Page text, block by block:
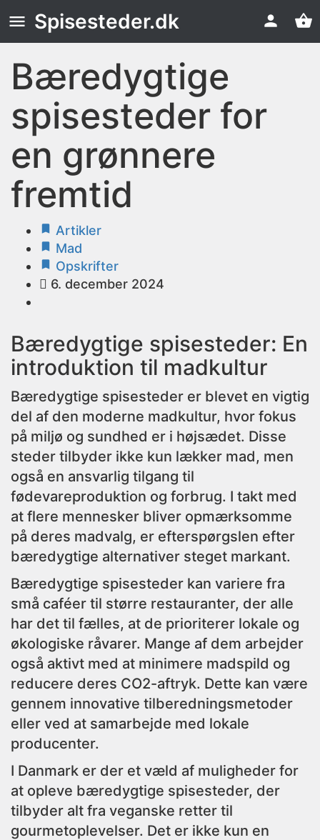
Spisesteder.dk
Bæredygtige
spisesteder for
en grønnere
fremtid
Artikler
Mad
Opskrifter
6. december 2024
Bæredygtige spisesteder: En
introduktion til madkultur
Bæredygtige spisesteder er blevet en vigtig
del af den moderne madkultur, hvor fokus
på miljø og sundhed er i højsædet. Disse
steder tilbyder ikke kun lækker mad, men
også en ansvarlig tilgang til
fødevareproduktion og forbrug. I takt med
at flere mennesker bliver opmærksomme
på deres madvalg, er efterspørgslen efter
bæredygtige alternativer steget markant.
Bæredygtige spisesteder kan variere fra
små caféer til større restauranter, der alle
har det til fælles, at de prioriterer lokale og
økologiske råvarer. Mange af dem arbejder
også aktivt med at minimere madspild og
reducere deres CO2-aftryk. Dette kan være
gennem innovative tilberedningsmetoder
eller ved at samarbejde med lokale
producenter.
I Danmark er der et væld af muligheder for
at opleve bæredygtige spisesteder, der
tilbyder alt fra veganske retter til
gourmetoplevelser. Det er ikke kun en